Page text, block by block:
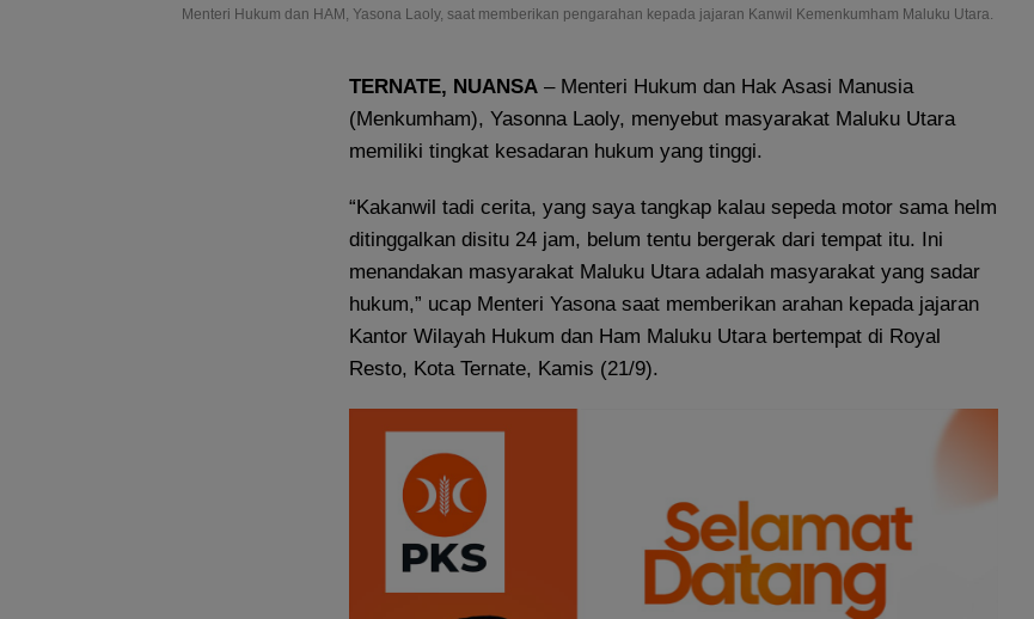
Menteri Hukum dan HAM, Yasona Laoly, saat memberikan pengarahan kepada jajaran Kanwil Kemenkumham Maluku Utara.
TERNATE, NUANSA – Menteri Hukum dan Hak Asasi Manusia
(Menkumham), Yasonna Laoly, menyebut masyarakat Maluku Utara
memiliki tingkat kesadaran hukum yang tinggi.
“Kakanwil tadi cerita, yang saya tangkap kalau sepeda motor sama helm
ditinggalkan disitu 24 jam, belum tentu bergerak dari tempat itu. Ini
menandakan masyarakat Maluku Utara adalah masyarakat yang sadar
hukum,” ucap Menteri Yasona saat memberikan arahan kepada jajaran
Kantor Wilayah Hukum dan Ham Maluku Utara bertempat di Royal
Resto, Kota Ternate, Kamis (21/9).